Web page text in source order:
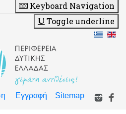
Keyboard Navigation
Toggle underline
Εγγραφή Sitemap